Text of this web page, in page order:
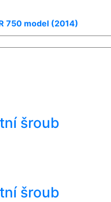
750 model (2014)
šroub
šroub